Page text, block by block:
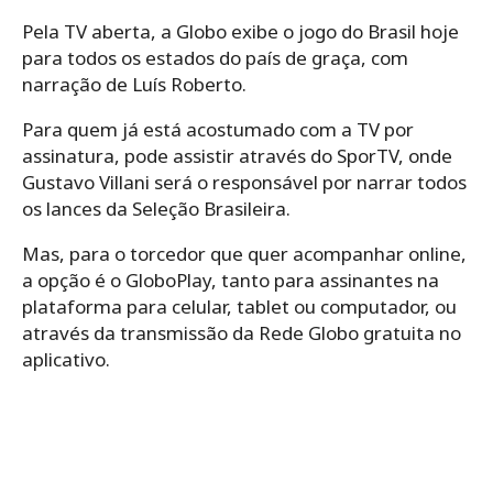
Pela TV aberta, a Globo exibe o jogo do Brasil hoje
para todos os estados do país de graça, com
narração de Luís Roberto.
Para quem já está acostumado com a TV por
assinatura, pode assistir através do SporTV, onde
Gustavo Villani será o responsável por narrar todos
os lances da Seleção Brasileira.
Mas, para o torcedor que quer acompanhar online,
a opção é o GloboPlay, tanto para assinantes na
plataforma para celular, tablet ou computador, ou
através da transmissão da Rede Globo gratuita no
aplicativo.